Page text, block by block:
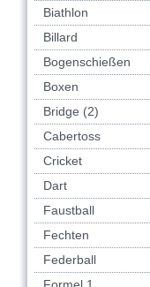
Biathlon
Billard
Bogenschießen
Boxen
Bridge (2)
Cabertoss
Cricket
Dart
Faustball
Fechten
Federball